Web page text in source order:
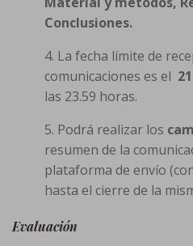
Conclusiones.
4. La fecha límite de
comunicaciones es el
las 23.59 horas.
5. Podrá realizar los
resumen de la
plataforma de envío
hasta el cierre de la
Evaluación